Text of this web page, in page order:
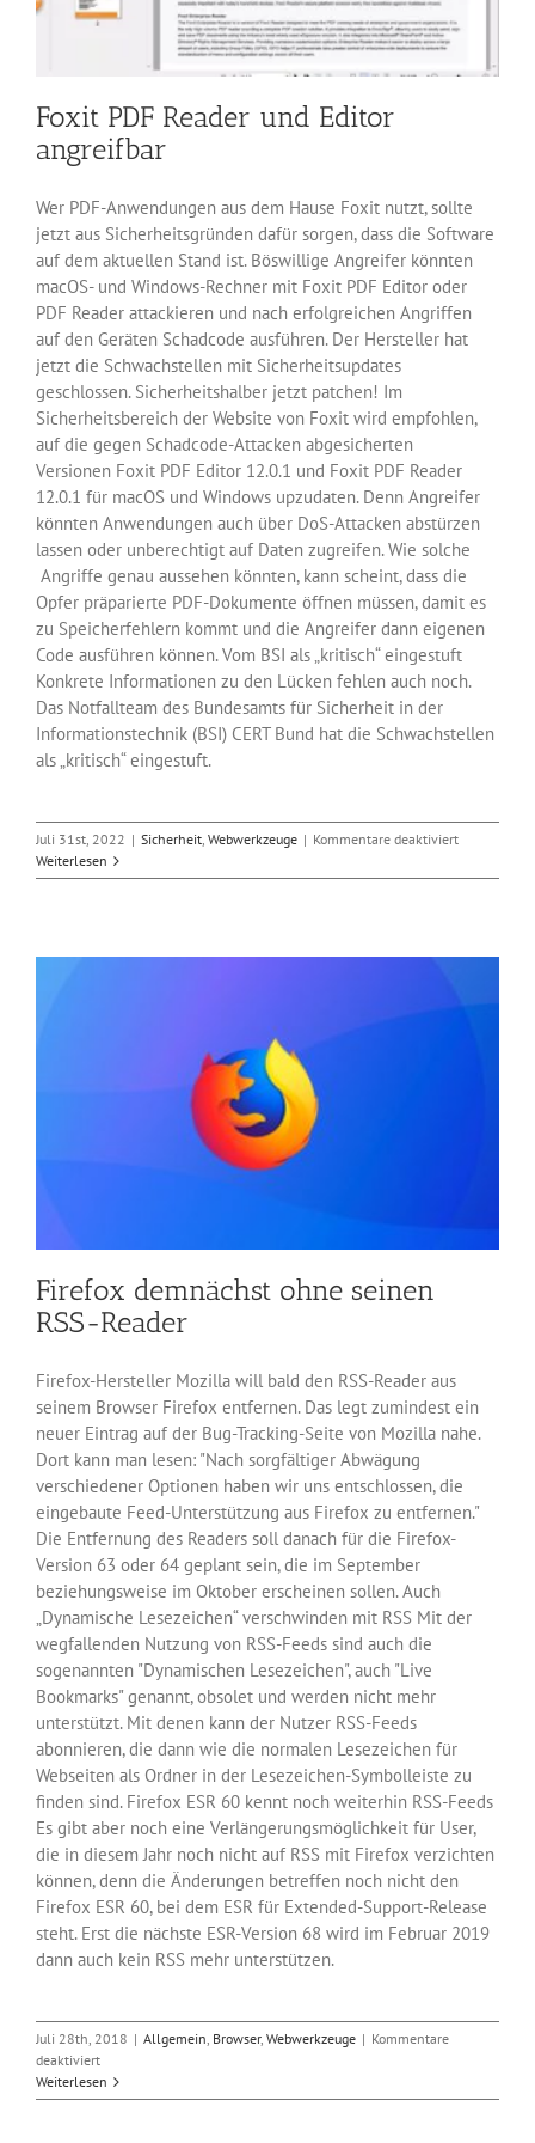
Foxit PDF Reader und Editor
angreifbar
Wer PDF-Anwendungen aus dem Hause Foxit nutzt, sollte
jetzt aus Sicherheitsgründen dafür sorgen, dass die Software
auf dem aktuellen Stand ist. Böswillige Angreifer könnten
macOS- und Windows-Rechner mit Foxit PDF Editor oder
PDF Reader attackieren und nach erfolgreichen Angriffen
auf den Geräten Schadcode ausführen. Der Hersteller hat
jetzt die Schwachstellen mit Sicherheitsupdates
geschlossen. Sicherheitshalber jetzt patchen! Im
Sicherheitsbereich der Website von Foxit wird empfohlen,
auf die gegen Schadcode-Attacken abgesicherten
Versionen Foxit PDF Editor 12.0.1 und Foxit PDF Reader
12.0.1 für macOS und Windows upzudaten. Denn Angreifer
könnten Anwendungen auch über DoS-Attacken abstürzen
lassen oder unberechtigt auf Daten zugreifen. Wie solche
Angriffe genau aussehen könnten, kann scheint, dass die
Opfer präparierte PDF-Dokumente öffnen müssen, damit es
zu Speicherfehlern kommt und die Angreifer dann eigenen
Code ausführen können. Vom BSI als „kritisch“ eingestuft
Konkrete Informationen zu den Lücken fehlen auch noch.
Das Notfallteam des Bundesamts für Sicherheit in der
Informationstechnik (BSI) CERT Bund hat die Schwachstellen
als „kritisch“ eingestuft.
Juli 31st, 2022 | Sicherheit, Webwerkzeuge | Kommentare deaktiviertfür
PDF
Weiterlesen
Firefox demnächst ohne seinen
RSS-Reader
Firefox-Hersteller Mozilla will bald den RSS-Reader aus
seinem Browser Firefox entfernen. Das legt zumindest ein
neuer Eintrag auf der Bug-Tracking-Seite von Mozilla nahe.
Dort kann man lesen: "Nach sorgfältiger Abwägung
verschiedener Optionen haben wir uns entschlossen, die
eingebaute Feed-Unterstützung aus Firefox zu entfernen."
Die Entfernung des Readers soll danach für die Firefox-
Version 63 oder 64 geplant sein, die im September
beziehungsweise im Oktober erscheinen sollen. Auch
„Dynamische Lesezeichen“ verschwinden mit RSS Mit der
wegfallenden Nutzung von RSS-Feeds sind auch die
sogenannten "Dynamischen Lesezeichen", auch "Live
Bookmarks" genannt, obsolet und werden nicht mehr
unterstützt. Mit denen kann der Nutzer RSS-Feeds
abonnieren, die dann wie die normalen Lesezeichen für
Webseiten als Ordner in der Lesezeichen-Symbolleiste zu
finden sind. Firefox ESR 60 kennt noch weiterhin RSS-Feeds
Es gibt aber noch eine Verlängerungsmöglichkeit für User,
die in diesem Jahr noch nicht auf RSS mit Firefox verzichten
können, denn die Änderungen betreffen noch nicht den
Firefox ESR 60, bei dem ESR für Extended-Support-Release
steht. Erst die nächste ESR-Version 68 wird im Februar 2019
dann auch kein RSS mehr unterstützen.
Juli 28th, 2018 | Allgemein, Browser, Webwerkzeuge | Kommentare
deaktiviertfür
Firefox
demnächst
Weiterlesen